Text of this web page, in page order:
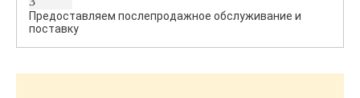
Предоставляем послепродажное обслуживание и
поставку